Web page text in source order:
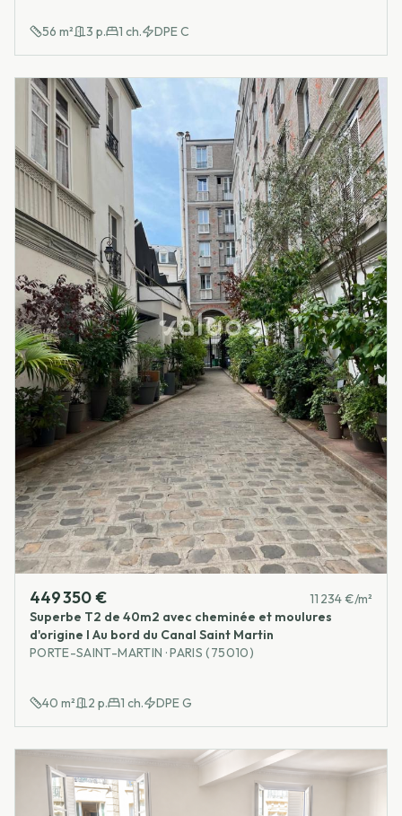
56 m² 3 p. 1 ch. DPEC
449 350 €
11 234 €/m²
Superbe T2 de 40m2 avec cheminée et moulures
d'origine I Au bord du Canal Saint Martin
PORTE-SAINT-MARTIN · PARIS (75010)
40 m² 2 p. 1 ch. DPEG